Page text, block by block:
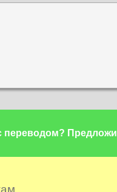
переводом? Предложи